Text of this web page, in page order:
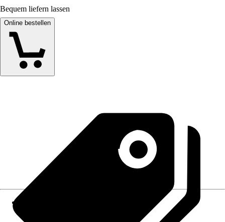
Bequem liefern lassen
Online bestellen